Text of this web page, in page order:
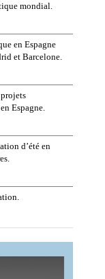
mondial.
en Espagne
et Barcelone.
Espagne.
d’été en